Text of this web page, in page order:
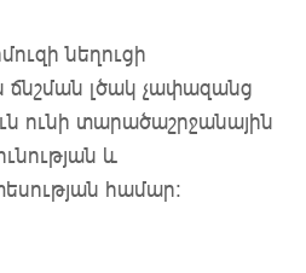
նեղուցի
ճնշման լծակ չափազանց
ունի տարածաշրջանային
և
համար: